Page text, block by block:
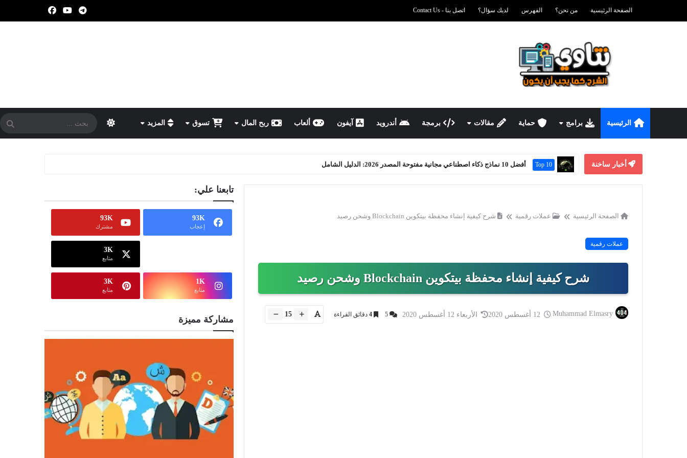
الصفحة الرئيسية من نحن؟ الفهرس لديك سؤال؟ اتصل بنا - Contact Us
الرئيسية برامج حماية مقالات برمجة أندرويد آيفون ألعاب ربح المال تسوق المزيد
أخبار ساخنة أخبار تقنية كيف تعثر على تذاكر طيران رخيصة؟
الصفحة الرئيسية عملات رقمية شرح كيفية إنشاء محفظة بيتكوين Blockchain وشحن رصيد
عملات رقمية
شرح كيفية إنشاء محفظة بيتكوين Blockchain وشحن رصيد
Muhammad Elmasry الأربعاء 12 أغسطس 2020 5
4 دقائق القراءة 15
تابعنا علي:
93K
إعجاب
93K
مشترك
3K
متابع
1K
متابع
3K
متابع
مشاركة مميزة